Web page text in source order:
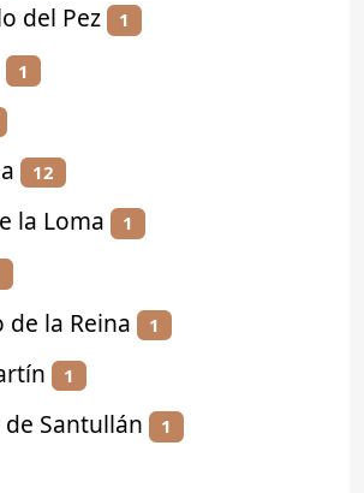
del Pez 1
1
12
la Loma 1
de la Reina 1
1
Santullán 1